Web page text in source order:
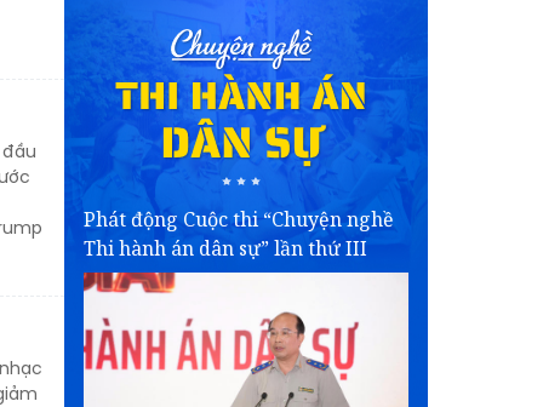
Phát động Cuộc thi “Chuyện nghề
Thi hành án dân sự” lần thứ III